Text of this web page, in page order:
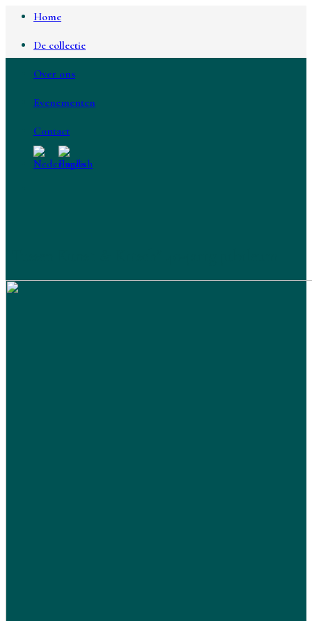
inhoud
Home
De collectie
Over ons
Evenementen
Contact